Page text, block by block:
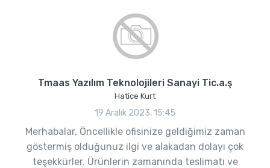
Tmaas Yazılım Teknolojileri Sanayi Tic.a.ş
Hatice Kurt
19 Aralık 2023, 15:45
Merhabalar, Öncellikle ofisinize geldiğimiz zaman
göstermiş olduğunuz ilgi ve alakadan dolayı çok
teşekkürler. Ürünlerin zamanında teslimatı ve